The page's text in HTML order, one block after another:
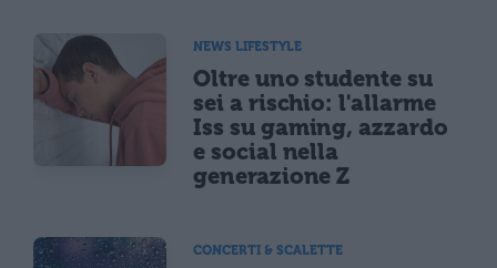
NEWS LIFESTYLE
Oltre uno studente su
sei a rischio: l'allarme
Iss su gaming, azzardo
e social nella
generazione Z
CONCERTI & SCALETTE